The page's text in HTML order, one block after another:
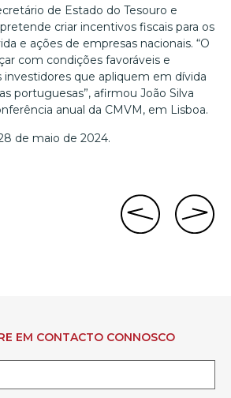
de Estado do Tesouro e
criar incentivos fiscais para os
e ações de empresas nacionais. “O
com condições favoráveis e
investidores que apliquem em dívida
portuguesas”, afirmou João Silva
anual da CMVM, em Lisboa.
de maio de 2024.
EM CONTACTO CONNOSCO